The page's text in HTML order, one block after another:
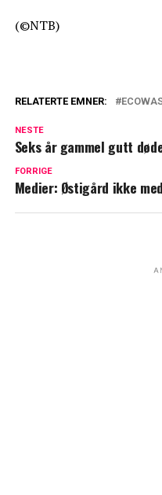
(©NTB)
RELATERTE EMNER:
NESTE
Seks år gammel gutt
FORRIGE
Medier: Østigård ikke